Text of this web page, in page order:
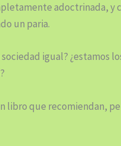
adoctrinada, y
un paria.
igual? ¿estamos
libro que recomiendan,